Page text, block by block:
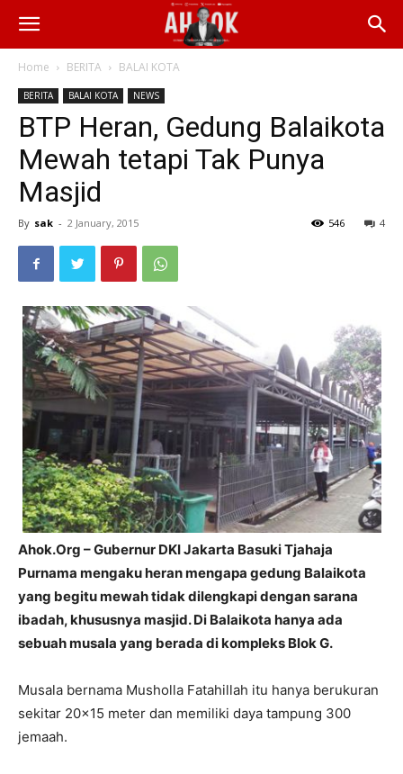
Home BERITA BALAI KOTA
BERITA BALAI KOTA NEWS
BTP Heran, Gedung Balaikota
Mewah tetapi Tak Punya
Masjid
By sak - 2 January, 2015 4
546
Ahok.Org – Gubernur DKI Jakarta Basuki Tjahaja
Purnama mengaku heran mengapa gedung Balaikota
yang begitu mewah tidak dilengkapi dengan sarana
ibadah, khususnya masjid. Di Balaikota hanya ada
sebuah musala yang berada di kompleks Blok G.
Musala bernama Musholla Fatahillah itu hanya berukuran
sekitar 20×15 meter dan memiliki daya tampung 300
jemaah.